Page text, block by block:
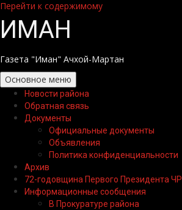
Перейти к содержимому
ИМАН
Газета "Иман" Ачхой-Мартан
Основное меню
Новости района
Обратная связь
Документы
Официальные документы
Объявления
Политика конфиденциальности
Архив
72-годовщина Первого Президента ЧР
Информационные сообщения
В Прокуратуре района